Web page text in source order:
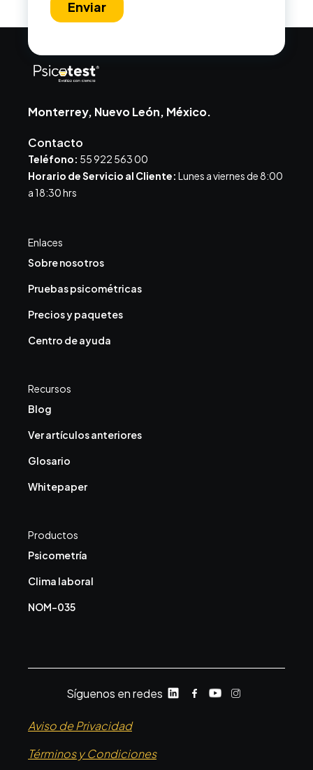
Monterrey, Nuevo León, México.
Contacto
Teléfono: 55 922 563 00
Horario de Servicio al Cliente: Lunes a viernes de 8:00
a 18:30 hrs
Enlaces
Sobre nosotros
Pruebas psicométricas
Precios y paquetes
Centro de ayuda
Recursos
Blog
Ver artículos anteriores
Glosario
Whitepaper
Productos
Psicometría
Clima laboral
NOM-035
Síguenos en redes
Aviso de Privacidad
Términos y Condiciones